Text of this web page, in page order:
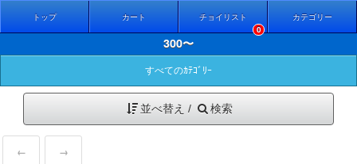
トップ カート
チョイリスト
0
カテゴリー
300〜
すべてのｶﾃｺﾞﾘｰ
並べ替え / 検索
← →